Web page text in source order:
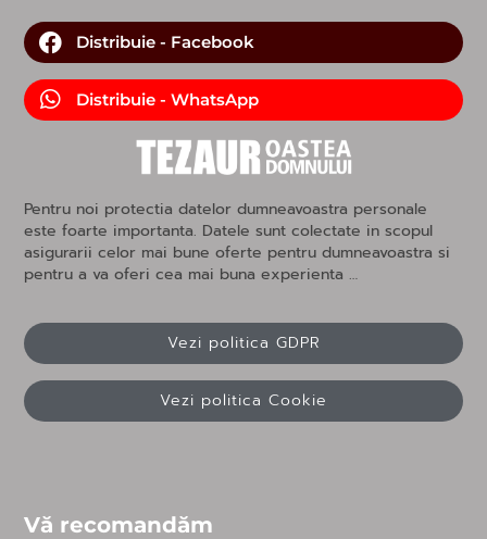
Distribuie - Facebook
Distribuie - WhatsApp
Pentru noi protectia datelor dumneavoastra personale
este foarte importanta. Datele sunt colectate in scopul
asigurarii celor mai bune oferte pentru dumneavoastra si
pentru a va oferi cea mai buna experienta …
Vezi politica GDPR
Vezi politica Cookie
Vă recomandăm